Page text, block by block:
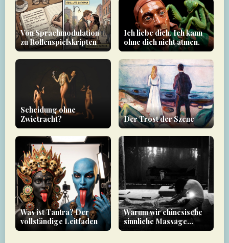
Von Sprachmodulation
zu Rollenspielskripten
Ich liebe dich. Ich kann
ohne dich nicht atmen.
Scheidung ohne
Zwietracht?
Der Trost der Szene
Was ist Tantra? Der
vollständige Leitfaden
Warum wir chinesische
sinnliche Massage
unterrichten